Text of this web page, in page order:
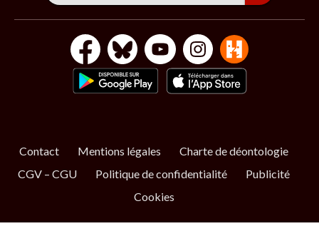
Contact Mentions légales
Charte de déontologie
CGV – CGU
Politique de confidentialité
Publicité
Cookies